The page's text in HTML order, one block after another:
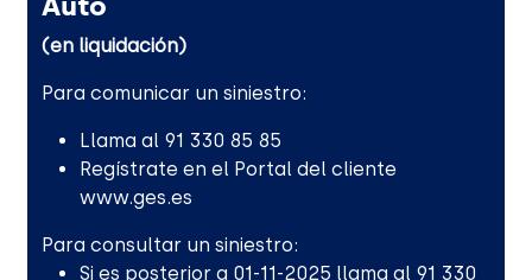
(en liquidación)
Para comunicar un siniestro:
Llama al 91 330 85 85
Regístrate en el Portal del cliente
www.ges.es
Para consultar un siniestro:
Si es posterior a 01-11-2025 llama al 91 330